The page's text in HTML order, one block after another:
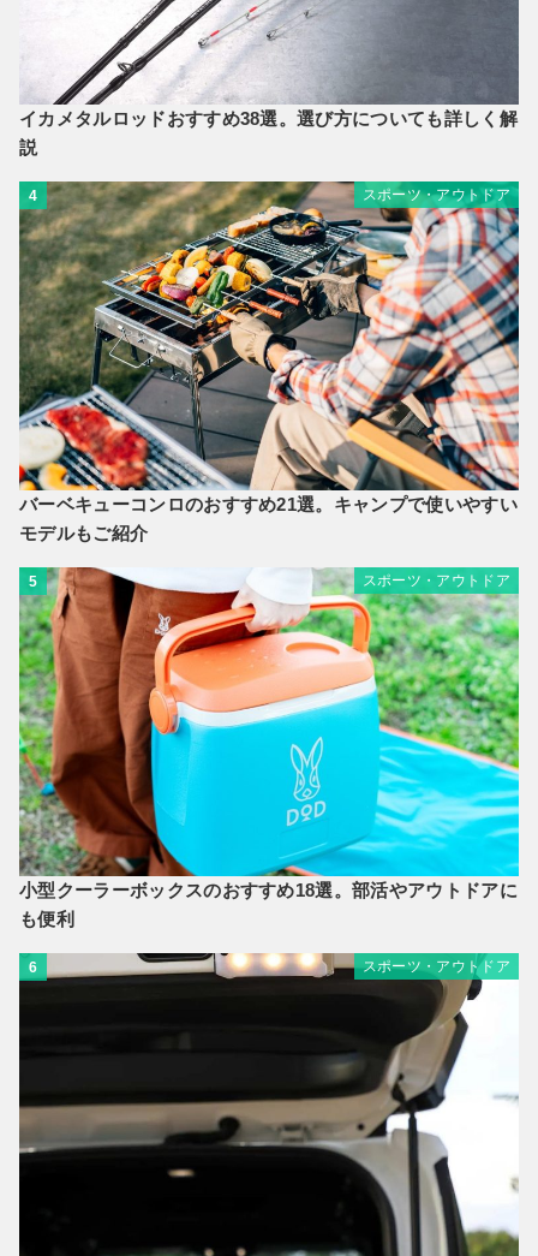
イカメタルロッドおすすめ38選。選び方についても詳しく解
説
4 スポーツ・アウトドア
バーベキューコンロのおすすめ21選。キャンプで使いやすい
モデルもご紹介
5 スポーツ・アウトドア
小型クーラーボックスのおすすめ18選。部活やアウトドアに
も便利
6 スポーツ・アウトドア